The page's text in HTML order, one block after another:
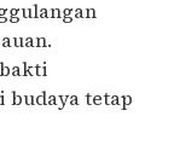
budaya tetap